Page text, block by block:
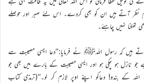
نظر آتے ہیں ان کو بھی کردے۔ اس لئے صبر اور حوصلے
تھکنا نہیں چاہئے۔
ہیں کہ رسول اللہﷺ نے فرمایا:’’دعا ایسی مصیبت سے
جو نازل ہو چکی ہو اور ایسی مصیبت کے بارے میں بھی جو
کے بندو! دعاکو اپنے اوپر لازم کر لو۔‘‘(ترمذی کتاب